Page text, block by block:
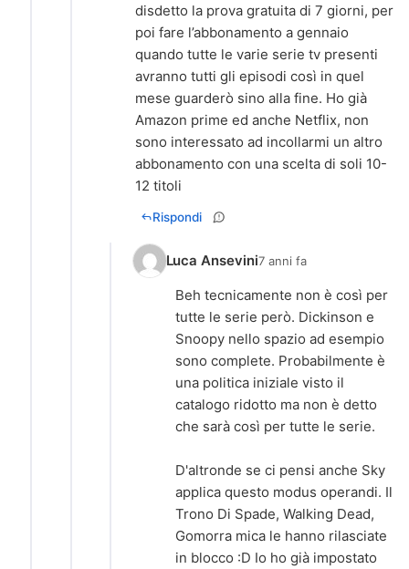
disdetto la prova gratuita di 7 giorni, per
poi fare l’abbonamento a gennaio
quando tutte le varie serie tv presenti
avranno tutti gli episodi così in quel
mese guarderò sino alla fine. Ho già
Amazon prime ed anche Netflix, non
sono interessato ad incollarmi un altro
abbonamento con una scelta di soli 10-
12 titoli
Rispondi
Luca Ansevini7 anni fa
Beh tecnicamente non è così per
tutte le serie però. Dickinson e
Snoopy nello spazio ad esempio
sono complete. Probabilmente è
una politica iniziale visto il
catalogo ridotto ma non è detto
che sarà così per tutte le serie.
D'altronde se ci pensi anche Sky
applica questo modus operandi. Il
Trono Di Spade, Walking Dead,
Gomorra mica le hanno rilasciate
in blocco :D Io ho già impostato